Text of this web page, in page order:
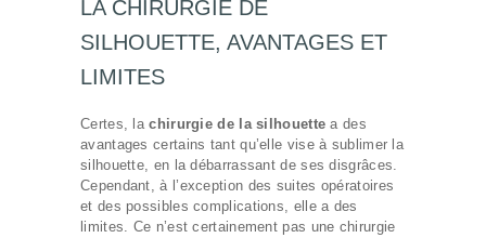
LA CHIRURGIE DE
SILHOUETTE, AVANTAGES ET
LIMITES
Certes, lachirurgie de la silhouette a des
avantages certains tant qu’elle vise à sublimer la
silhouette, en la débarrassant de ses disgrâces.
Cependant, à l’exception des suites opératoires
et des possibles complications, elle a des
limites. Ce n’est certainement pas une chirurgie